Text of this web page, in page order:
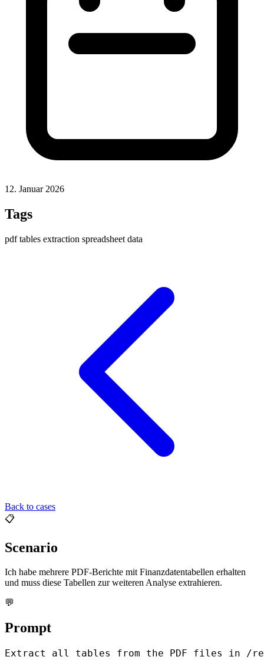
12. Januar 2026
Tags
pdftables extraction spreadsheet data
Back to cases
📋
Scenario
Ich habe mehrere PDF-Berichte mit Finanzdatentabellen erhalten
und muss diese Tabellen zur weiteren Analyse extrahieren.
💬
Prompt
Extract all tables from the PDF files in /